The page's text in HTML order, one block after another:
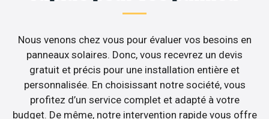
Nous venons chez vous pour évaluer vos besoins en
panneaux solaires. Donc, vous recevrez un devis
gratuit et précis pour une installation entière et
personnalisée. En choisissant notre société, vous
profitez d’un service complet et adapté à votre
budget. De même, notre intervention rapide vous offre